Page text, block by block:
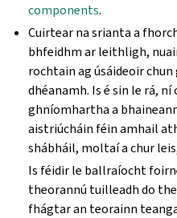
components.
Cuirtear na srianta a
bhfeidhm ar leithligh,
rochtain ag úsáideoir
dhéanamh. Is é sin le rá,
ghníomhartha a
aistriúcháin féin amhail
shábháil, moltaí a chur
Is féidir le ballraíocht
theorannú tuilleadh do
fhágtar an teorainn